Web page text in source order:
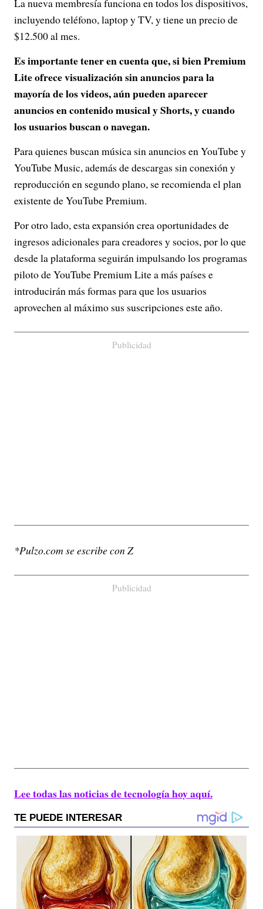
La nueva membresía funciona en todos los dispositivos,
incluyendo teléfono, laptop y TV, y tiene un precio de
$12.500 al mes.
Es importante tener en cuenta que, si bien Premium
Lite ofrece visualización sin anuncios para la
mayoría de los videos, aún pueden aparecer
anuncios en contenido musical y Shorts, y cuando
los usuarios buscan o navegan.
Para quienes buscan música sin anuncios en YouTube y
YouTube Music, además de descargas sin conexión y
reproducción en segundo plano, se recomienda el plan
existente de YouTube Premium.
Por otro lado, esta expansión crea oportunidades de
ingresos adicionales para creadores y socios, por lo que
desde la plataforma seguirán impulsando los programas
piloto de YouTube Premium Lite a más países e
introducirán más formas para que los usuarios
aprovechen al máximo sus suscripciones este año.
Publicidad
*Pulzo.com se escribe con Z
Publicidad
Lee todas las noticias de tecnología hoy aquí.